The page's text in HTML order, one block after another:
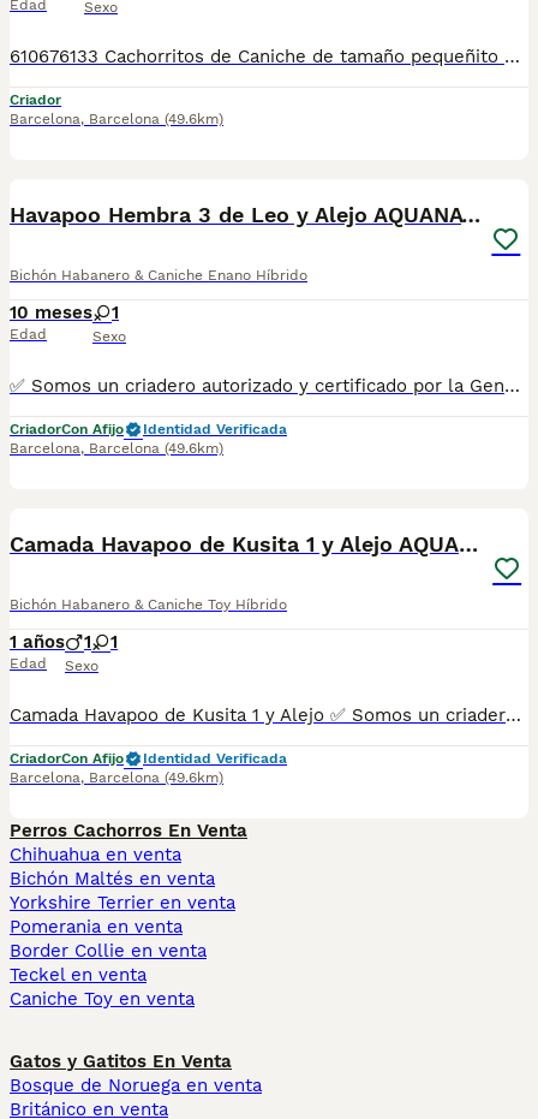
Edad Sexo
610676133 Cachorritos de Caniche de tamaño pequeñito espectaculares, color rojizo y apricot, tienen casi los dos meses de edad. Se entregan revisados por nuestro veterinario, vacunados al día, desparasitados, con su cartilla veterinaria, microchip y garantía sanitaria por escrito vírica y genética. Tienen un carácter excelente, muy buenos y cariñosos, se pueden ver sin compromiso cualquier día de la semana. Núcleo Zoológico T-2500116
Criador
Barcelona, Barcelona (49.6km)
Havapoo Hembra 3 de Leo y Alejo AQUANATURA
Bichón Habanero & Caniche Enano Híbrido
10 meses
Edad
1
Sexo
✅ Somos un criadero autorizado y certificado por la Generalitat de Catalunya. PARA MÁS INFORMACIÓN: ☎️ 933095977 📱 685878504 / 674320847 💻 Más fotos y vídeos en nuestra web www.aquanatura.es 🚙 Hacemos envíos 📌 Calle Roger de Flor 45, muy cerca del Arc de Triomf de Barcelona, de Lunes a Sábados. Se entregan con la mayoría de sus vacunas, desparasitados interna y externamente, con microchip y su registro, cartilla sanitaria y contrato de garantías, bajo la supervisión de nuestro equipo veterinario. AQUANATURA
CriadorCon Afijo
Identidad Verificada
Barcelona, Barcelona (49.6km)
Camada Havapoo de Kusita 1 y Alejo AQUANATURA
Bichón Habanero & Caniche Toy Híbrido
1 años
Edad
1 1
Sexo
Camada Havapoo de Kusita 1 y Alejo ✅ Somos un criadero autorizado y certificado por la Generalitat de Catalunya. PARA MÁS INFORMACIÓN: ☎️ 933095977 📱 685878504 / 674320847 💻 www.aquanatura.es 🚙 Hacemos envíos 📌 Calle Roger de Flor 45, muy cerca del Arc de Triomf de Barcelona, de Lunes a Sábados. Se entregan con la mayoría de sus vacunas, desparasitados interna y externamente, con microchip y su registro, cartilla sanitaria y contrato de garantías, bajo la supervisión de nuestro equipo veterinario. AQUANATURA
CriadorCon Afijo
Identidad Verificada
Barcelona, Barcelona (49.6km)
Perros Cachorros En Venta
Chihuahua en venta
Bichón Maltés en venta
Yorkshire Terrier en venta
Pomerania en venta
Border Collie en venta
Teckel en venta
Caniche Toy en venta
Gatos y Gatitos En Venta
Bosque de Noruega en venta
Británico en venta